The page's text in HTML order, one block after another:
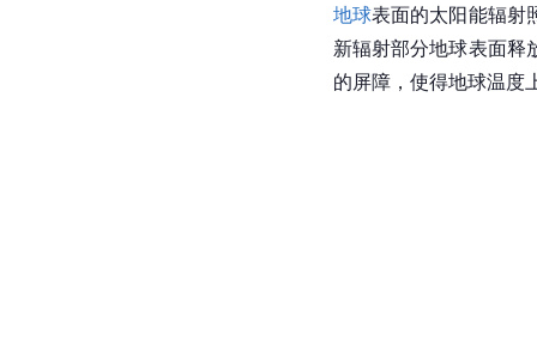
地球表面的太阳能辐射
新辐射部分地球表面释
的屏障，使得地球温度